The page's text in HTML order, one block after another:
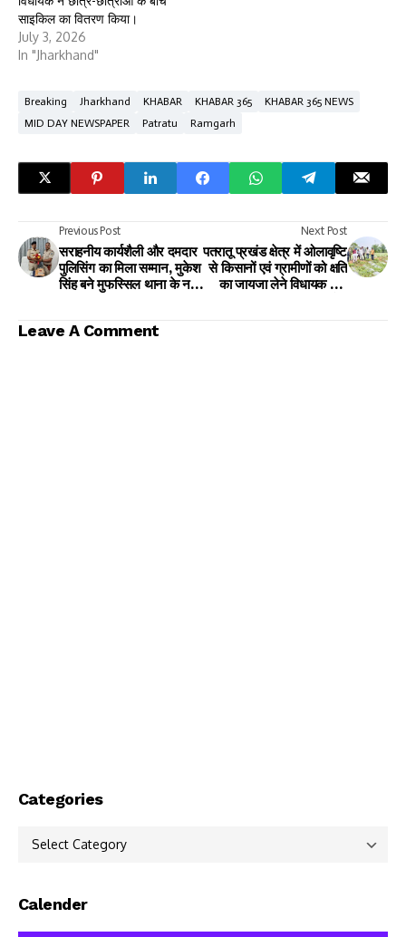
साइकिल का वितरण किया।
July 3, 2026
In "Jharkhand"
Breaking Jharkhand KHABAR KHABAR 365
KHABAR 365 NEWS
MID DAY NEWSPAPER
Patratu Ramgarh
Previous Post
सराहनीय कार्यशैली और दमदार
पुलिसिंग का मिला सम्मान, मुकेश
सिंह बने मुफस्सिल थाना के नए
Next Post
पतरातू प्रखंड क्षेत्र में ओलावृष्टि
से किसानों एवं ग्रामीणों को क्षति
का जायजा लेने विधायक और
Leave A Comment
Categories
Calender